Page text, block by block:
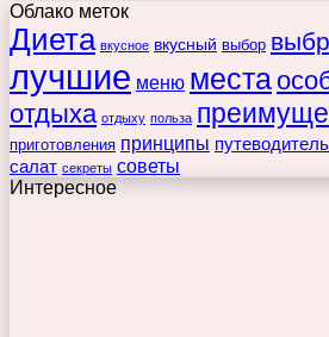
Облако меток
Диета вкусное вкусный выбор
лучшие меню места
отдыха отдыху польза
приготовления принципы путеводитель
салат секреты советы
Интересное